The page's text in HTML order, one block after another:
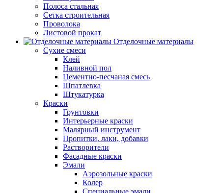
Полоса стальная
Сетка строительная
Проволока
Листовой прокат
Отделочные материалы
Сухие смеси
Клей
Наливной пол
Цементно-песчаная смесь
Шпатлевка
Штукатурка
Краски
Грунтовки
Интерьерные краски
Малярный инструмент
Пропитки, лаки, добавки
Растворители
Фасадные краски
Эмали
Аэрозольные краски
Колер
Специальные эмали